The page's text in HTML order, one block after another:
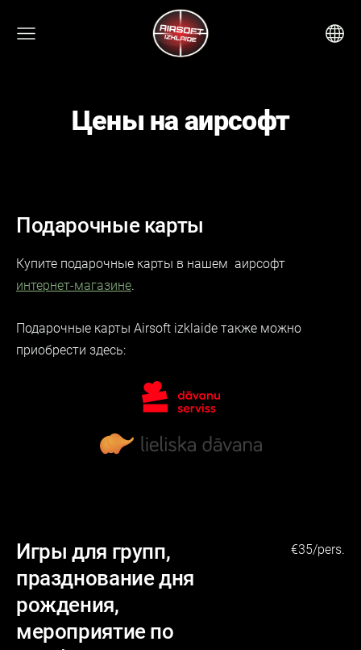
Цены на аирсофт
Подарочные карты
Купите подарочные карты в нашем аирсофт
интернет-магазине.
Подарочные карты Airsoft izklaide также можно
приобрести здесь:
Игры для групп,
празднование дня
рождения,
мероприятие по
€35/pers.